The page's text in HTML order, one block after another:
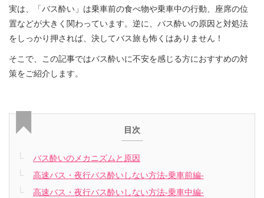
実は、「バス酔い」は乗車前の食べ物や乗車中の行動、座席の位
置などが大きく関わっています。逆に、バス酔いの原因と対処法
をしっかり押されば、決してバス旅も怖くはありません！
そこで、この記事ではバス酔いに不安を感じる方におすすめの対
策をご紹介します。
目次
バス酔いのメカニズムと原因
高速バス・夜行バス酔いしない方法-乗車前編-
高速バス・夜行バス酔いしない方法-乗車中編-